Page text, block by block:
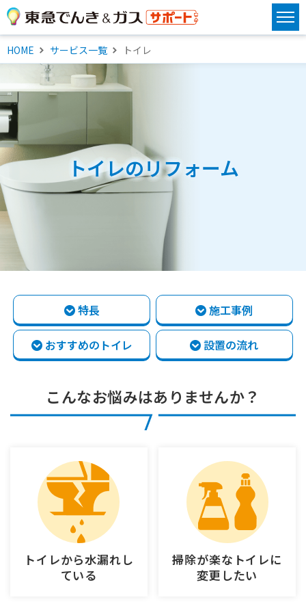
HOME サービス一覧 トイレ
トイレのリフォーム
特長 施工事例
おすすめのトイレ 設置の流れ
こんなお悩みはありませんか？
トイレから水漏れし
ている
掃除が楽なトイレに
変更したい